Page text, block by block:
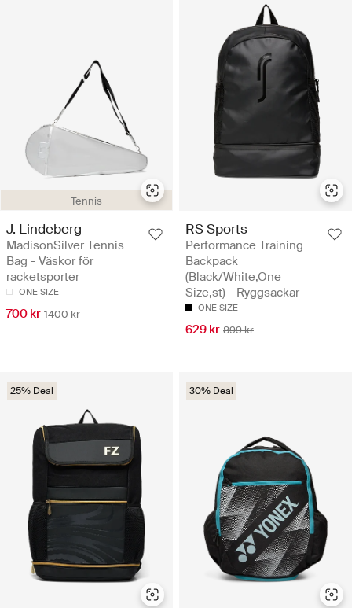
Tennis
J. Lindeberg
MadisonSilver Tennis
Bag - Väskor för
racketsporter
ONE SIZE
700 kr 1400 kr
RS Sports
Performance Training
Backpack
(Black/White,One
Size,st) - Ryggsäckar
ONE SIZE
629 kr 899 kr
25% Deal 30% Deal